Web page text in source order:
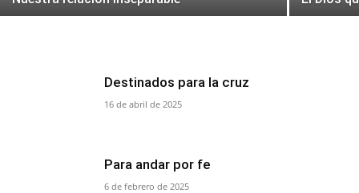
Destinados para la cruz
16 de abril de 2025
Para andar por fe
6 de febrero de 2025